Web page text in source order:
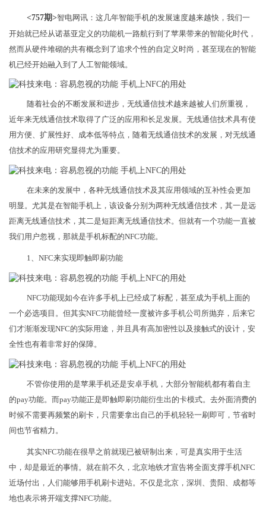
<757期>智电网讯：这几年智能手机的发展速度越来越快，我们一
开始就已经从诺基亚定义的功能机一路航行到了苹果带来的智能化时代，
然而从硬件堆砌的共有概念到了追求个性的自定义时尚，甚至现在的智能
机已经开始融入到了人工智能领域。
随着社会的不断发展和进步，无线通信技术越来越被人们所重视，
近年来无线通信技术取得了广泛的应用和长足发展。无线通信技术具有使
用方便、扩展性好、成本低等特点，随着无线通信技术的发展，对无线通
信技术的应用研究显得尤为重要。
在未来的发展中，各种无线通信技术及其应用领域的互补性会更加
明显。尤其是在智能手机上，该设备分别为两种无线通信技术，其一是远
距离无线通信技术，其二是短距离无线通信技术。但就有一个功能一直被
我们用户忽视，那就是手机标配的NFC功能。
1、NFC来实现即触即刷功能
NFC功能现如今在许多手机上已经成了标配，甚至成为手机上面的
一个必选项目。但其实NFC功能曾经一度被许多手机公司所抛弃，后来它
们才渐渐发现NFC的实际用途，并且具有高加密性以及接触式的设计，安
全性也有着非常好的保障。
不管你使用的是苹果手机还是安卓手机，大部分智能机都有着自主
的pay功能。而pay功能正是即触即刷功能衍生出的卡模式。去外面消费的
时候不需要再频繁的刷卡，只需要拿出自己的手机轻轻一刷即可，节省时
间也节省精力。
其实NFC功能在很早之前就现已被研制出来，可是真实用于生活
中，却是最近的事情。就在前不久，北京地铁才宣告将全面支撑手机NFC
近场付出，人们能够用手机刷卡进站。不仅是北京，深圳、贵阳、成都等
地也表示将开端支撑NFC功能。